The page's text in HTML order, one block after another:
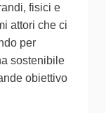
fisici e
attori che ci
per
sostenibile
obiettivo